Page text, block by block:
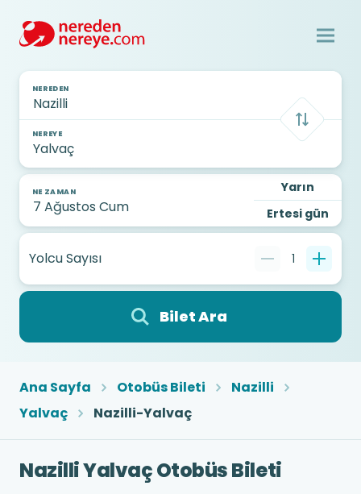
NEREDEN
NEREYE
NE ZAMAN
Yarın
Ertesi gün
Yolcu Sayısı 1
Bilet Ara
Ana Sayfa Otobüs Bileti
Nazilli
Yalvaç
Nazilli-Yalvaç
Nazilli Yalvaç Otobüs Bileti